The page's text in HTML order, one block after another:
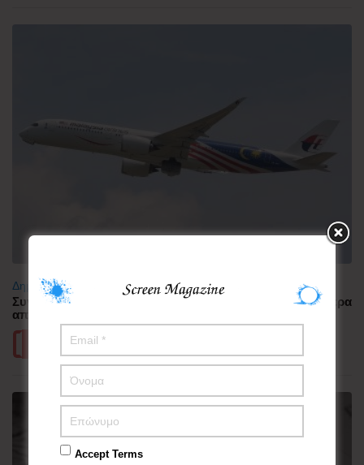
Δημοφιλή
Συνελήφθη πιλότος αεροπορικής εταιρείας με περισσότερα
από 70.000 χάπια ecstasy στην Ινδονησία
Περισσότερα
Accept Terms